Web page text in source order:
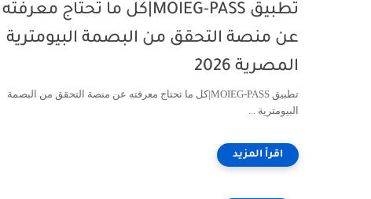
تطبيق MOIEG-PASS|كل ما تحتاج معرفته
عن منصة التحقق من البصمة البيومترية
المصرية 2026
تطبيق MOIEG-PASS|كل ما تحتاج معرفته عن منصة التحقق من البصمة
البيومترية ...